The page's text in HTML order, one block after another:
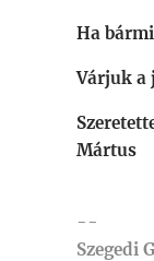
Ha
Várjuk a
Mártus
--
Szegedi